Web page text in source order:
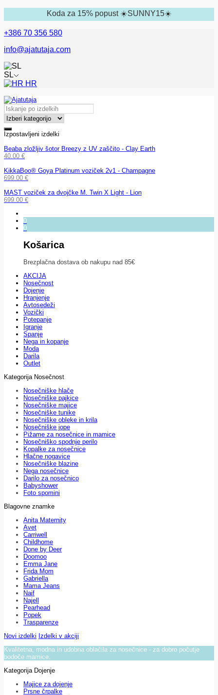
Koda za 15% popust ☀️SUNNY15☀️
+386 70 356 580
info@ajatutaja.com
SL
HR
Izpostavljeni izdelki
Beaba zložljiv šotor Breezy z UV zaščito - Clay Earth
40.00 €
KikkaBoo® Goya Platinum voziček 2v1 - Champagne
699.00 €
MAST voziček za dvojčke M. Twin X Light - Lion
699.00 €
0
0
Košarica
Brezplačna dostava ob nakupu nad 85€
AKCIJA
Nosečnost
Dojenje
Hranjenje
Avtosedeži
Vozički
Potepanje
Igranje
Spanje
Nega in kopanje
Moda
Darila
Outlet
Kategorija Nosečnost
Nosečniške hlače
Nosečniške pajkice
Nosečniške majice
Nosečniške tunike
Nosečniške obleke in krila
Nosečniške jope
Pižame za nosečnice in mamice
Nosečniško spodnje perilo
Kopalke za nosečnice
Hlačne nogavice
Nosečniške blazine
Nega nosečnice
Darilo za nosečnico
Babyshower
Foto spomini
Blagovne znamke
Anita Maternity
Avet
Carriwell
Childhome
Done by Deer
Doomoo
Emma Jane
Frida Mom
Gabriella
Mama Jeans
Naif
Najell
Pearhead
Popek
Trasparenze
Novi izdelki Izdelki v akciji
Kvalitetna, modna in udobna oblačila za nosečnice - za dobro počutje
bodoče mamice.
Kategorija Dojenje
Majice za dojenje
Prsne črpalke